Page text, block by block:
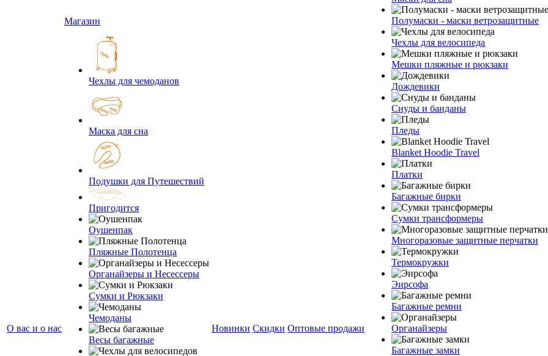
О вас и о нас
Магазин
Чехлы для чемоданов
Маска для сна
Подушки для Путешествий
Пригодится
Оушенпак
Пляжные Полотенца
Органайзеры и Несессеры
Сумки и Рюкзаки
Чемоданы
Весы багажные
Новинки Скидки Оптовые продажи
Полумаски - маски ветрозащитные
Чехлы для велосипеда
Мешки пляжные и рюкзаки
Дождевики
Снуды и банданы
Пледы
Blanket Hoodie Travel
Платки
Багажные бирки
Сумки трансформеры
Многоразовые защитные перчатки
Термокружки
Эирсофа
Багажные ремни
Органайзеры
Багажные замки